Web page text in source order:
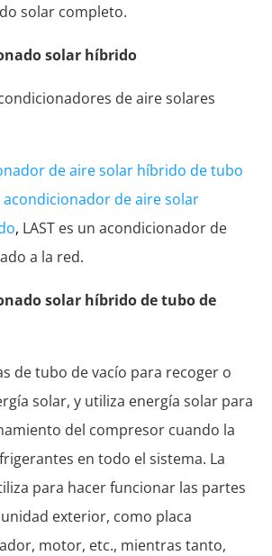
solar completo.
solar híbrido
de aire solares
de aire solar híbrido de tubo
acondicionador de aire solar
, LAST es un acondicionador de
a la red.
solar híbrido de tubo de
de tubo de vacío para recoger o
solar, y utiliza energía solar para
del compresor cuando la
en todo el sistema. La
para hacer funcionar las partes
exterior, como placa
motor, etc., mientras tanto,